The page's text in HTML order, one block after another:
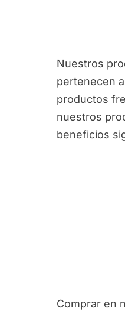
Nuestros
pertenecen
productos
nuestros
beneficios
Comprar en